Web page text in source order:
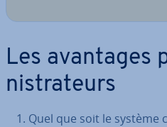
Les avantages
nis­tra­teurs
Quel que soit le